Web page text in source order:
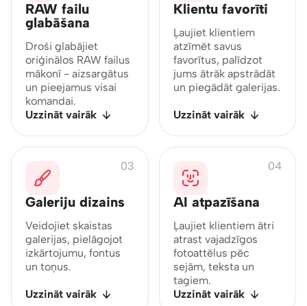
RAW failu
glabāšana
Droši glabājiet
oriģinālos RAW failus
mākonī - aizsargātus
un pieejamus visai
komandai.
Uzzināt vairāk
Klientu favorīti
Ļaujiet klientiem
atzīmēt savus
favorītus, palīdzot
jums ātrāk apstrādāt
un piegādāt galerijas.
Uzzināt vairāk
Galeriju dizains
Veidojiet skaistas
galerijas, pielāgojot
izkārtojumu, fontus
un toņus.
03
Uzzināt vairāk
AI atpazīšana
Ļaujiet klientiem ātri
atrast vajadzīgos
fotoattēlus pēc
sejām, teksta un
tagiem.
04
Uzzināt vairāk